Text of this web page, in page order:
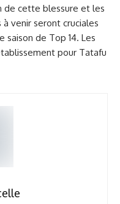
de cette blessure et les
venir seront cruciales
de Top 14. Les
pour Tatafu